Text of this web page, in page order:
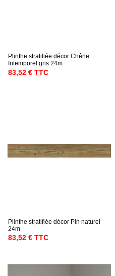
Plinthe stratifiée décor Chêne
Intemporel gris 24m
83,52 € TTC
Plinthe stratifiée décor Pin naturel
24m
83,52 € TTC